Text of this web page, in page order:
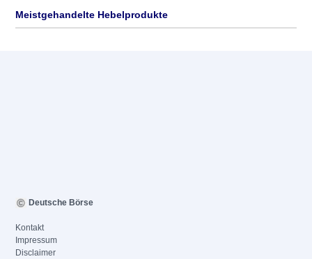
Meistgehandelte Hebelprodukte
Deutsche Börse
Kontakt
Impressum
Disclaimer